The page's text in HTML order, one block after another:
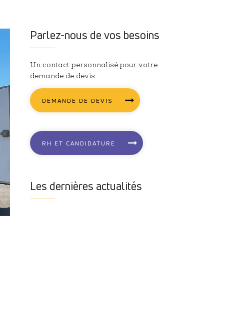
Parlez-nous de vos besoins
Un contact personnalisé pour votre
demande de devis
DEMANDE DE DEVIS
RH ET CANDIDATURE
Les dernières actualités